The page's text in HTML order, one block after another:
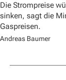
Die Strompreise
sinken, sagt die
Gaspreisen.
Andreas Baumer